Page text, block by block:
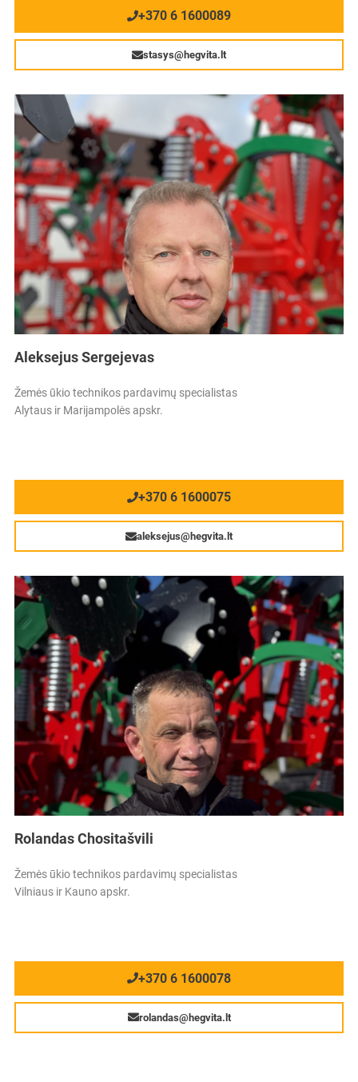
+370 6 1600089
stasys@hegvita.lt
Aleksejus Sergejevas
Žemės ūkio technikos pardavimų specialistas
Alytaus ir Marijampolės apskr.
+370 6 1600075
aleksejus@hegvita.lt
Rolandas Chositašvili
Žemės ūkio technikos pardavimų specialistas
Vilniaus ir Kauno apskr.
+370 6 1600078
rolandas@hegvita.lt